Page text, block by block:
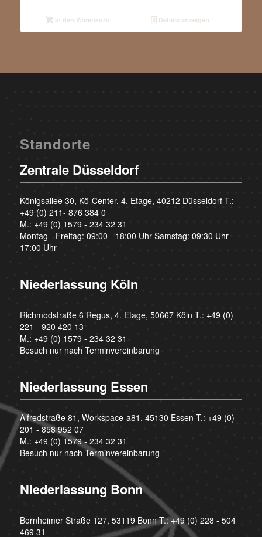
In den Warenkorb Details anzeigen
Standorte
Zentrale Düsseldorf
Königsallee 30, Kö-Center, 4. Etage, 40212 Düsseldorf T.:
+49 (0) 211- 876 384 0
M.: +49 (0) 1579 - 234 32 31
Montag - Freitag: 09:00 - 18:00 Uhr Samstag: 09:30 Uhr -
17:00 Uhr
Niederlassung Köln
Richmodstraße 6 Regus, 4. Etage, 50667 Köln T.: +49 (0)
221 - 920 420 13
M.: +49 (0) 1579 - 234 32 31
Besuch nur nach Terminvereinbarung
Niederlassung Essen
Alfredstraße 81, Workspace-a81, 45130 Essen T.: +49 (0)
201 - 858 952 07
M.: +49 (0) 1579 - 234 32 31
Besuch nur nach Terminvereinbarung
Niederlassung Bonn
Bornheimer Straße 127, 53119 Bonn T.:+49 (0) 228 - 504
469 31